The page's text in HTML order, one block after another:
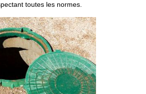
toutes les normes.